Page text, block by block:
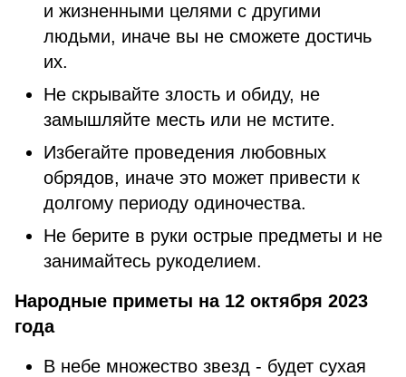
и жизненными целями с другими
людьми, иначе вы не сможете достичь
их.
Не скрывайте злость и обиду, не
замышляйте месть или не мстите.
Избегайте проведения любовных
обрядов, иначе это может привести к
долгому периоду одиночества.
Не берите в руки острые предметы и не
занимайтесь рукоделием.
Народные приметы на 12 октября 2023
года
В небе множество звезд - будет сухая